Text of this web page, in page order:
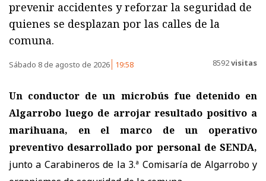
prevenir accidentes y reforzar la seguridad de
quienes se desplazan por las calles de la
comuna.
Sábado 8 de agosto de 2026 19:58 8592visitas
Un conductor de un microbús fue detenido en
Algarrobo luego de arrojar resultado positivo a
marihuana, en el marco de un operativo
preventivo desarrollado por personal de SENDA,
junto a Carabineros de la 3.ª Comisaría de Algarrobo y